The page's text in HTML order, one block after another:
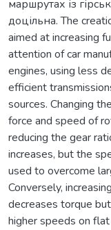
маршрутах із
доцільна. The
aimed at increasing
attention of car
engines, using less
efficient
sources. Changing
force and speed of
reducing the gear
increases, but the
used to overcome
Conversely,
decreases torque
higher speeds on